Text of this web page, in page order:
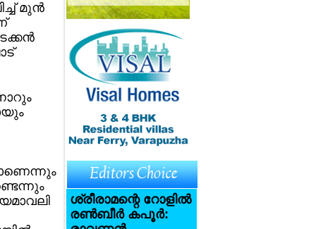
മുന്‍
ശ്രീരാമന്റെ റോളില്‍
രണ്‍ബീര്‍ കപൂര്‍: